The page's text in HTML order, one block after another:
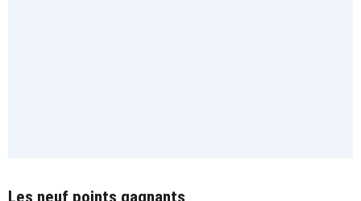
Les neuf points gagnants